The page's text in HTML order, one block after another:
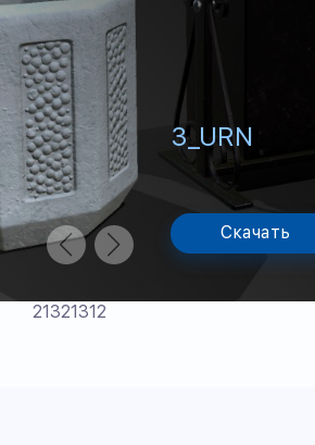
3_URN
Скачать
21321312